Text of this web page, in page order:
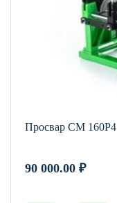
Просвар СМ 160Р4
90 000.00 ₽